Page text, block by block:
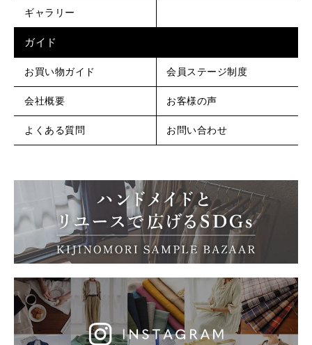
ギャラリー
ガイド
お買い物ガイド 会員ステージ制度
会社概要 お客様の声
よくある質問 お問い合わせ